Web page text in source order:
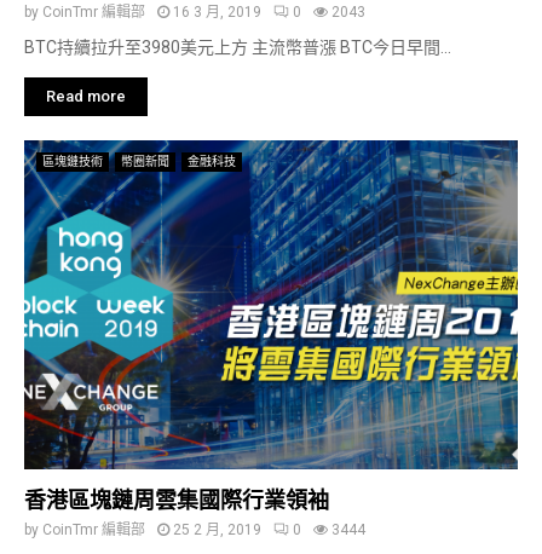
by CoinTmr 編輯部 16 3 月, 2019 0 2043
BTC持續拉升至3980美元上方 主流幣普漲 BTC今日早間...
Read more
區塊鏈技術 幣圈新聞 金融科技
香港區塊鏈周雲集國際行業領袖
by CoinTmr 編輯部 25 2 月, 2019 0 3444